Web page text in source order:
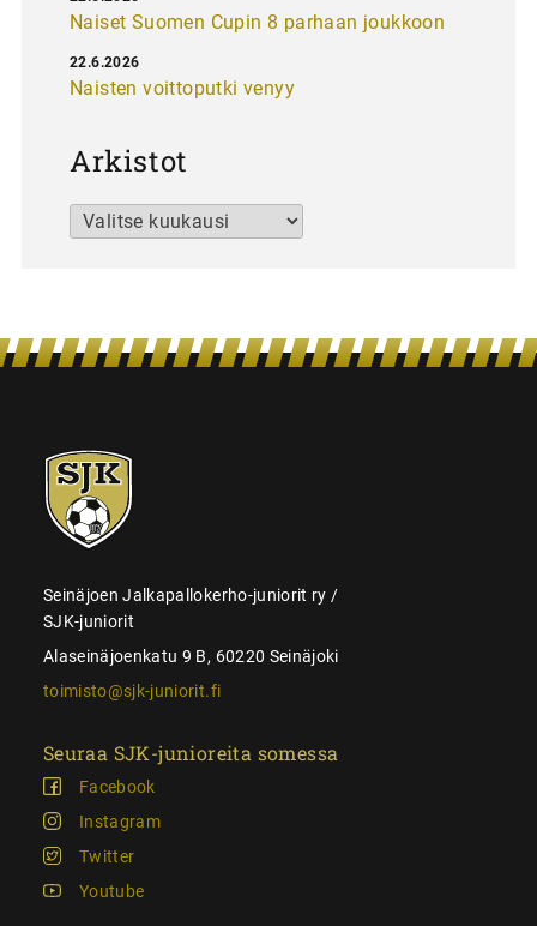
Naiset Suomen Cupin 8 parhaan joukkoon
Naisten voittoputki venyy
22.6.2026
Arkistot
Arkistot
SJK-
juniorit
Seinäjoen Jalkapallokerho-juniorit ry /
SJK-juniorit
Alaseinäjoenkatu 9 B, 60220 Seinäjoki
toimisto@sjk-juniorit.fi
Seuraa SJK-junioreita somessa
Facebook
Instagram
Twitter
Youtube